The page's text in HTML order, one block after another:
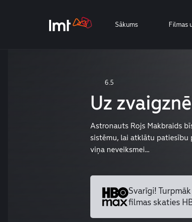
Sākums Filmas
6.5
Uz
Astronauts Rojs Makbraids
sistēmu, lai atklātu patiesību
viņa neveiksmei...
Svarīgi!
filmas skaties